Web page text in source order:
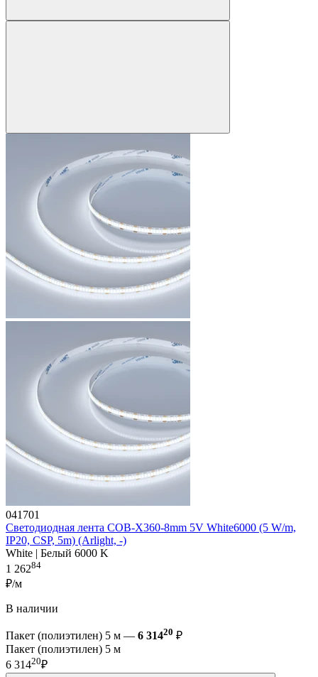
041701
Светодиодная лента COB-X360-8mm 5V White6000 (5 W/m,
IP20, CSP, 5m) (Arlight, -)
White | Белый 6000 K
1 26284
₽/м
В наличии
Пакет (полиэтилен) 5 м — 6 31420 ₽
Пакет (полиэтилен) 5 м
6 31420₽